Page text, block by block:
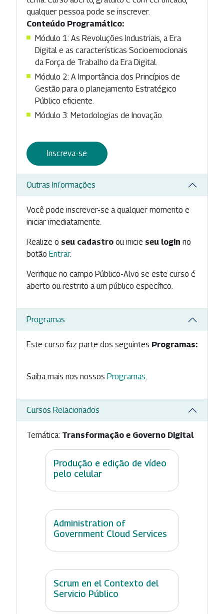
qualquer pessoa pode se inscrever.
Conteúdo Programático:
Módulo 1: As Revoluções Industriais, a Era
Digital e as características Socioemocionais
da Força de Trabalho da Era Digital.
Módulo 2: A Importância dos Princípios de
Gestão para o planejamento Estratégico
Público eficiente.
Módulo 3: Metodologias de Inovação.
Inscreva-se
Outras Informações
Você pode inscrever-se a qualquer momento e
iniciar imediatamente.
Realize o seu cadastro ou inicie seu login no
botão Entrar.
Verifique no campo Público-Alvo se este curso é
aberto ou restrito a um público específico.
Programas
Este curso faz parte dos seguintes Programas:
Saiba mais nos nossos Programas
Cursos Relacionados
Temática: Transformação e Governo Digital
Produção e edição de vídeo
pelo celular
Administration of
Government Cloud Services
Scrum en el Contexto del
Servicio Público